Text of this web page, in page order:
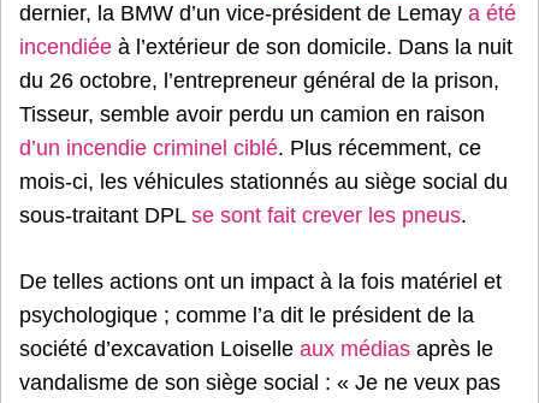
dernier, la BMW d’un vice-président de Lemay a été
incendiée à l’extérieur de son domicile. Dans la nuit
du 26 octobre, l’entrepreneur général de la prison,
Tisseur, semble avoir perdu un camion en raison
d’un incendie criminel ciblé. Plus récemment, ce
mois-ci, les véhicules stationnés au siège social du
sous-traitant DPL se sont fait crever les pneus.
De telles actions ont un impact à la fois matériel et
psychologique ; comme l’a dit le président de la
société d’excavation Loiselle aux médias après le
vandalisme de son siège social : « Je ne veux pas